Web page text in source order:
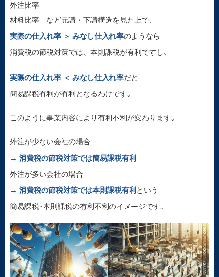
外注比率
材料比率 など元請・下請構造を見た上で、
実際の仕入れ率 ＞ みなし仕入れ率のようなら
消費税の節税対策では、本則課税が有利ですし､
実際の仕入れ率 ＜ みなし仕入れ率だと
簡易課税有利が有利となるわけです｡
このように事業内容により有利不利が変わります｡
外注が少ない会社の場合
→ 消費税の節税対策では簡易課税有利
外注が多い会社の場合
→ 消費税の節税対策では本則課税有利 という
簡易課税･本則課税の有利不利のイメージです｡